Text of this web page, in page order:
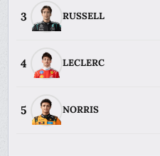
3 RUSSELL
4 LECLERC
5 NORRIS